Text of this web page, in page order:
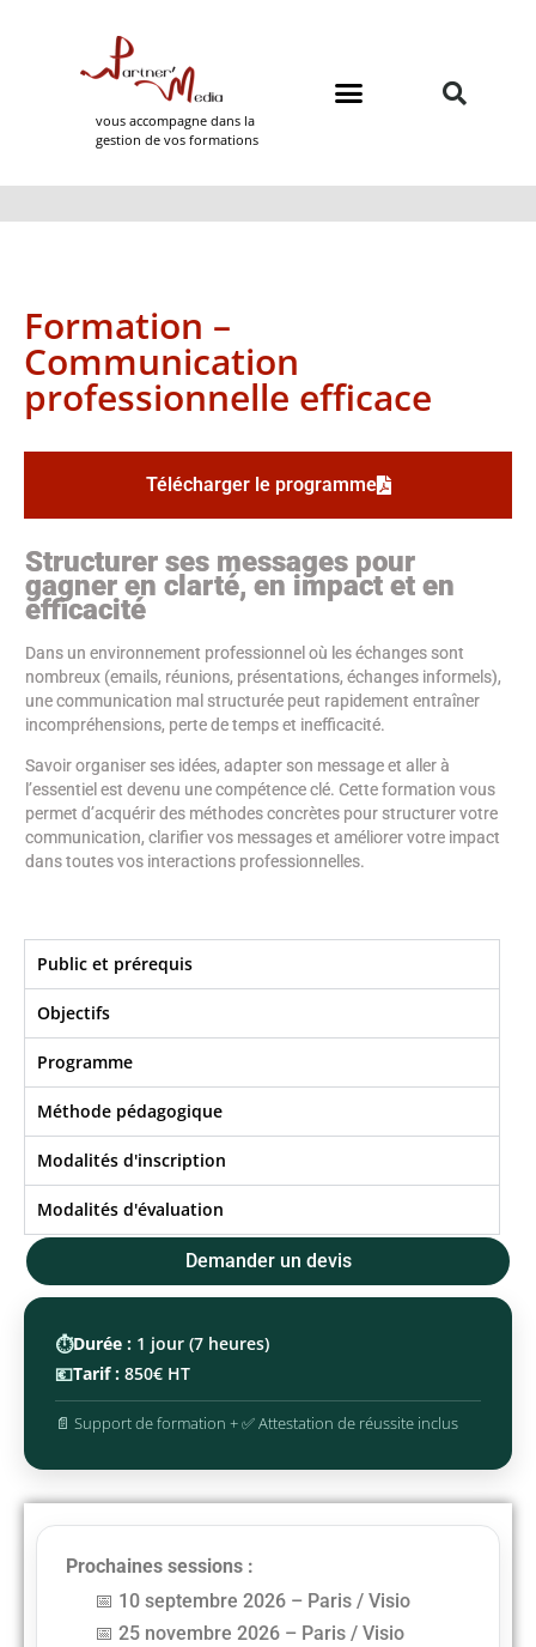
vous accompagne dans la
gestion de vos formations
Formation –
Communication
professionnelle efficace
Télécharger le programme
Structurer ses messages pour
gagner en clarté, en impact et en
efficacité
Dans un environnement professionnel où les échanges sont
nombreux (emails, réunions, présentations, échanges informels),
une communication mal structurée peut rapidement entraîner
incompréhensions, perte de temps et inefficacité.
Savoir organiser ses idées, adapter son message et aller à
l’essentiel est devenu une compétence clé. Cette formation vous
permet d’acquérir des méthodes concrètes pour structurer votre
communication, clarifier vos messages et améliorer votre impact
dans toutes vos interactions professionnelles.
Public et prérequis
Objectifs​
Programme
Méthode pédagogique
Modalités d'inscription
Modalités d'évaluation
Demander un devis
⏱️Durée : 1 jour (7 heures)
💶Tarif : 850€ HT
📄 Support de formation + ✅ Attestation de réussite inclus
Prochaines sessions :
10 septembre 2026 – Paris / Visio
25 novembre 2026 – Paris / Visio